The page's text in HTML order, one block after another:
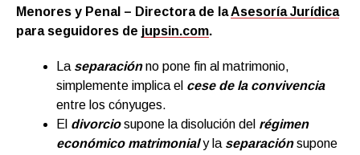
Menores y Penal – Directora de laAsesoría Jurídica
para seguidores de jupsin.com.
La separaciónno pone fin al matrimonio,
simplemente implica el cese de la convivencia
entre los cónyuges.
El divorciosupone la disolución del régimen
económico matrimonial y la separaciónsupone